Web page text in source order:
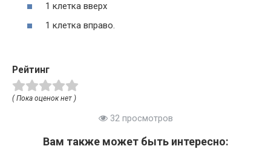
1 клетка вверх
1 клетка вправо.
Рейтинг
( Пока оценок нет )
32 просмотров
Вам также может быть интересно: